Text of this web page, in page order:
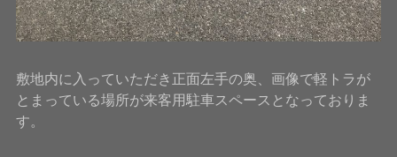
敷地内に入っていただき正面左手の奥、画像で軽トラが
とまっている場所が来客用駐車スペースとなっておりま
す。